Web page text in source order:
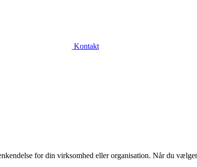
Kontakt
for din virksomhed eller organisation. Når du